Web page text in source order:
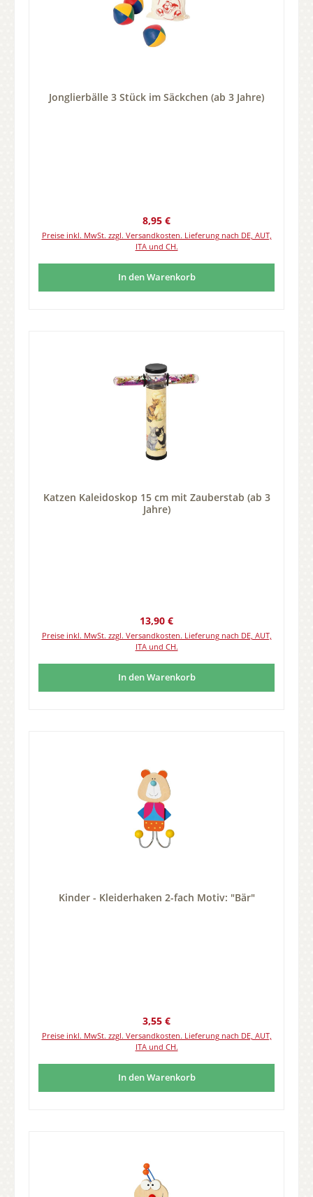
Jonglierbälle 3 Stück im Säckchen (ab 3 Jahre)
Regulärer Preis:
8,95 €
Preise inkl. MwSt. zzgl. Versandkosten. Lieferung nach DE, AUT,
ITA und CH.
In den Warenkorb
Katzen Kaleidoskop 15 cm mit Zauberstab (ab 3
Jahre)
Regulärer Preis:
13,90 €
Preise inkl. MwSt. zzgl. Versandkosten. Lieferung nach DE, AUT,
ITA und CH.
In den Warenkorb
Kinder - Kleiderhaken 2-fach Motiv: "Bär"
Regulärer Preis:
3,55 €
Preise inkl. MwSt. zzgl. Versandkosten. Lieferung nach DE, AUT,
ITA und CH.
In den Warenkorb